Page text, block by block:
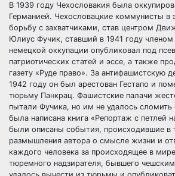
В 1939 году Чехословакия была
Германией. Чехословацкие коммунисты в
борьбу с захватчиками, став центром
Юлиус Фучик, ставший в 1941 году
немецкой оккупации опубликовал под
патриотических статей и эссе, а также
газету «Руде право». За антифашистскую
1942 году он был арестован Гестапо и
тюрьму Панкрац. Фашистские палачи
пытали Фучика, но им не удалось сломить
была написана книга «Репортаж с петлей
были описаны события, происходившие в
размышления автора о смысле жизни и
каждого человека за происходящее в
тюремного надзирателя, бывшего